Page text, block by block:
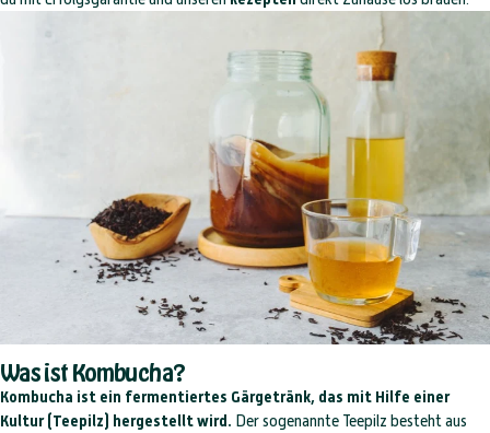
Was ist Kombucha?
Kombucha ist ein fermentiertes Gärgetränk, das mit Hilfe einer
Kultur (Teepilz) hergestellt wird. Der sogenannte Teepilz besteht aus